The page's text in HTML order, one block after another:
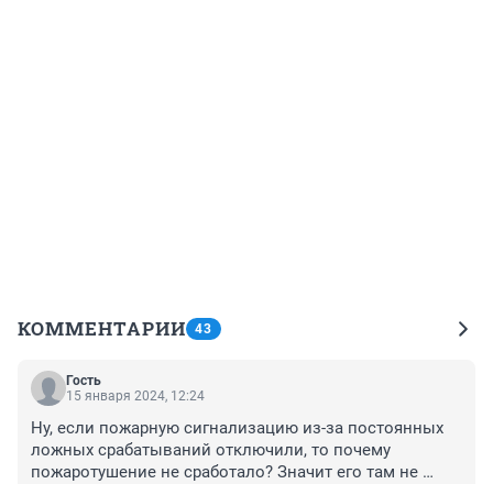
КОММЕНТАРИИ 43
Гость
15 января 2024, 12:24
Ну, если пожарную сигнализацию из-за постоянных
ложных срабатываний отключили, то почему
пожаротушение не сработало? Значит его там не